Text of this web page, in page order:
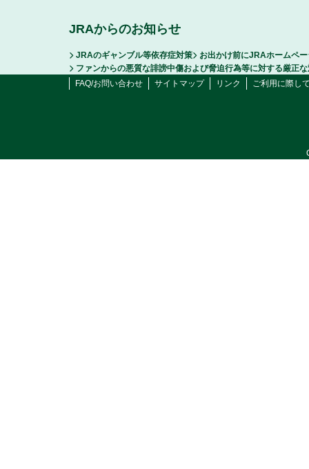
JRAからのお知らせ
JRAのギャンブル等依存症対策
お出かけ前にJRAホームペ
ファンからの悪質な誹謗中傷および脅迫行為等に対する厳正
FAQ/お問い合わせ
サイトマップ リンク ご利用に際し